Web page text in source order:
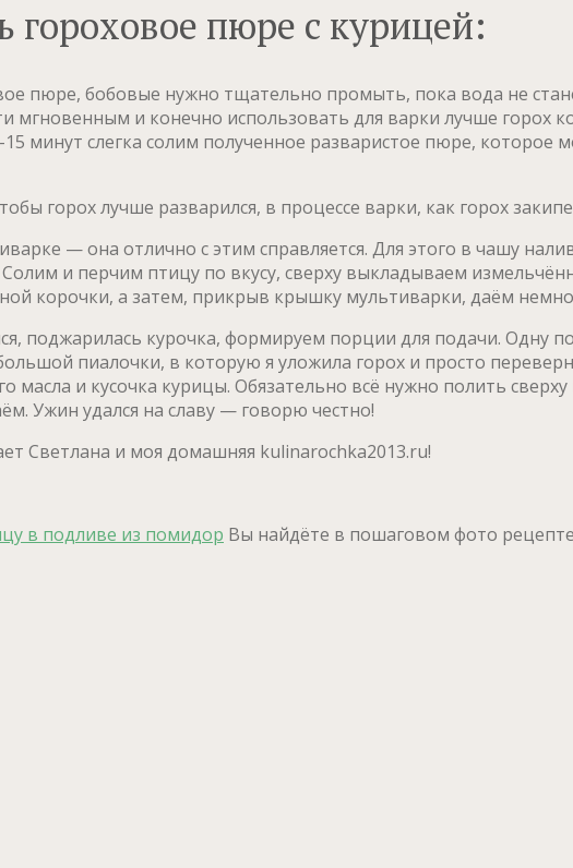
гороховое пюре с курицей:
пюре, бобовые нужно тщательно промыть, пока вода не
мгновенным и конечно использовать для варки лучше горох
15 минут слегка солим полученное разваристое пюре,
горох лучше разварился, в процессе варки, как горох
— она отлично с этим справляется. Для этого в чашу
и перчим птицу по вкусу, сверху выкладываем
корочки, а затем, прикрыв крышку мультиварки, даём
поджарилась курочка, формируем порции для подачи. Одну
пиалочки, в которую я уложила горох и просто
масла и кусочка курицы. Обязательно всё нужно полить
Ужин удался на славу — говорю честно!
Светлана и моя домашняя kulinarochka2013.ru!
в подливе из помидор Вы найдёте в пошаговом фото рецепте